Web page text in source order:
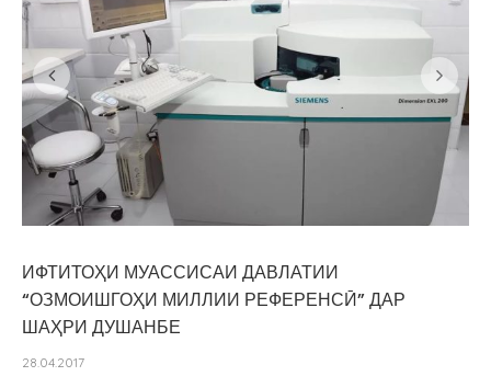
ИФТИТОҲИ МУАССИСАИ ДАВЛАТИИ
“ОЗМОИШГОҲИ МИЛЛИИ РЕФЕРЕНСӢ” ДАР
ШАҲРИ ДУШАНБЕ
28.04.2017